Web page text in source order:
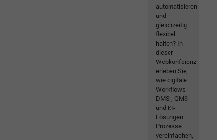
automatisieren
und
gleichzeitig
flexibel
halten? In
dieser
Webkonferenz
erleben Sie,
wie digitale
Workflows,
DMS-, QMS-
und KI-
Lösungen
Prozesse
vereinfachen,